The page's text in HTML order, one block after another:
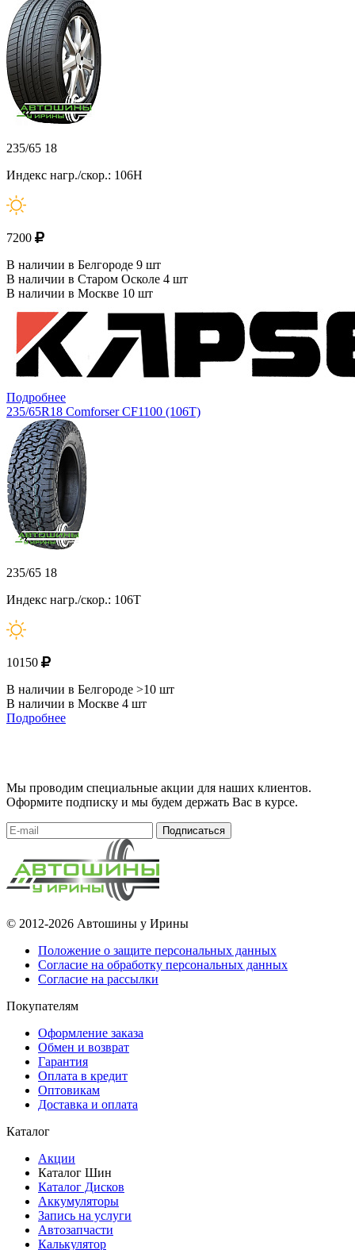
235/65 18
Индекс нагр./скор.: 106H
7200
В наличии в Белгороде 9 шт
В наличии в Старом Осколе 4 шт
В наличии в Москве 10 шт
Подробнее
235/65R18 Comforser CF1100 (106T)
235/65 18
Индекс нагр./скор.: 106T
10150
В наличии в Белгороде >10 шт
В наличии в Москве 4 шт
Подробнее
Мы проводим специальные акции для наших клиентов.
Оформите подписку и мы будем держать Вас в курсе.
Подписаться
© 2012-2026 Автошины у Ирины
Положение о защите персональных данных
Согласие на обработку персональных данных
Согласие на рассылки
Покупателям
Оформление заказа
Обмен и возврат
Гарантия
Оплата в кредит
Оптовикам
Доставка и оплата
Каталог
Акции
Каталог Шин
Каталог Дисков
Аккумуляторы
Запись на услуги
Автозапчасти
Калькулятор